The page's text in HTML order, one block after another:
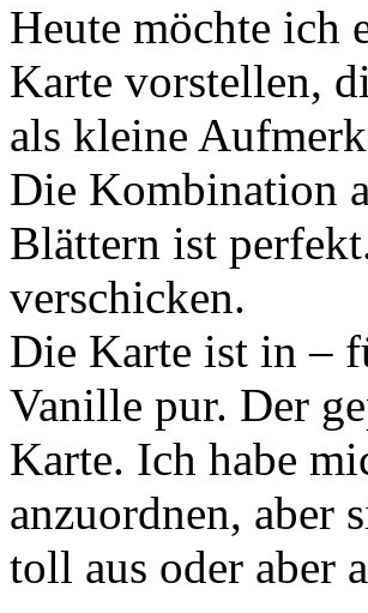
Heute möchte ich
Karte vorstellen,
als kleine
Die Kombination
Blättern ist
verschicken.
Die Karte ist in –
Vanille pur. Der
Karte. Ich habe
anzuordnen, aber
toll aus oder aber